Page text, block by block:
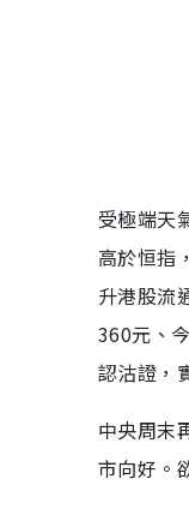
受極端天
高於恒指
升港股流
360元、
認沽證，
中央周末
市向好。